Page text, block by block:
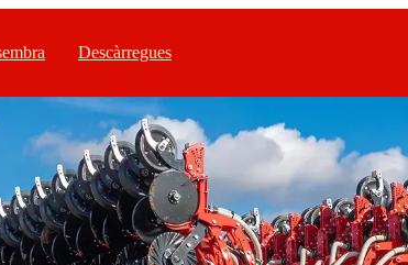
Descàrregues